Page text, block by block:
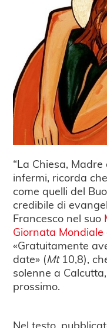
“La Chiesa,
infermi, ricorda
come quelli del
credibile di
Francesco nel suo
Giornata
«Gratuitamente
date» (Mt10,8),
solenne a
prossimo.
Nel testo,